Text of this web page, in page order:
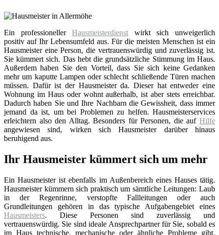
Ein professionellerHausmeisterdienst wirkt sich unweigerlich
positiv auf Ihr Lebensumfeld aus. Für die meisten Menschen ist ein
Hausmeister eine Person, die vertrauenswürdig und zuverlässig ist.
Sie kümmert sich. Das hebt die grundsätzliche Stimmung im Haus.
Außerdem haben Sie den Vorteil, dass Sie sich keine Gedanken
mehr um kaputte Lampen oder schlecht schließende Türen machen
müssen. Dafür ist der Hausmeister da. Dieser hat entweder eine
Wohnung im Haus oder wohnt außerhalb, ist aber stets erreichbar.
Dadurch haben Sie und Ihre Nachbarn die Gewissheit, dass immer
jemand da ist, um bei Problemen zu helfen. Hausmeisterservices
erleichtern also den Alltag. Besonders für Personen, die auf Hilfe
angewiesen sind, wirken sich Hausmeister darüber hinaus
beruhigend aus.
Ihr Hausmeister kümmert sich um mehr
Ein Hausmeister ist ebenfalls im Außenbereich eines Hauses tätig.
Hausmeister kümmern sich praktisch um sämtliche Leitungen: Laub
in der Regenrinne, verstopfte Fallleitungen oder auch
Grundleitungen gehören in das typische Aufgabengebiet eines
Hausmeisters. Diese Personen sind zuverlässig und
vertrauenswürdig. Sie sind ideale Ansprechpartner für Sie, sobald es
im Haus technische, mechanische oder ähnliche Probleme gibt.